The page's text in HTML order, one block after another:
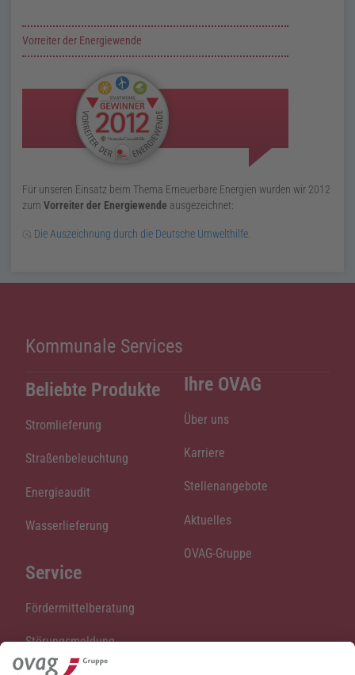
Zusatzinformationen zur Seite Erneuerbare Energien
Vorreiter der Energiewende
Für unseren Einsatz beim Thema Erneuerbare Energien wurden wir 2012
zum Vorreiter der Energiewende ausgezeichnet:
Die Auszeichnung durch die Deutsche Umwelthilfe.
Kommunale Services
Beliebte Produkte
Stromlieferung
Straßenbeleuchtung
Energieaudit
Wasserlieferung
Service
Fördermittelberatung
Störungsmeldung
Straßenbeleuchtung
Ihre OVAG
Über uns
Karriere
Stellenangebote
Aktuelles
OVAG-Gruppe